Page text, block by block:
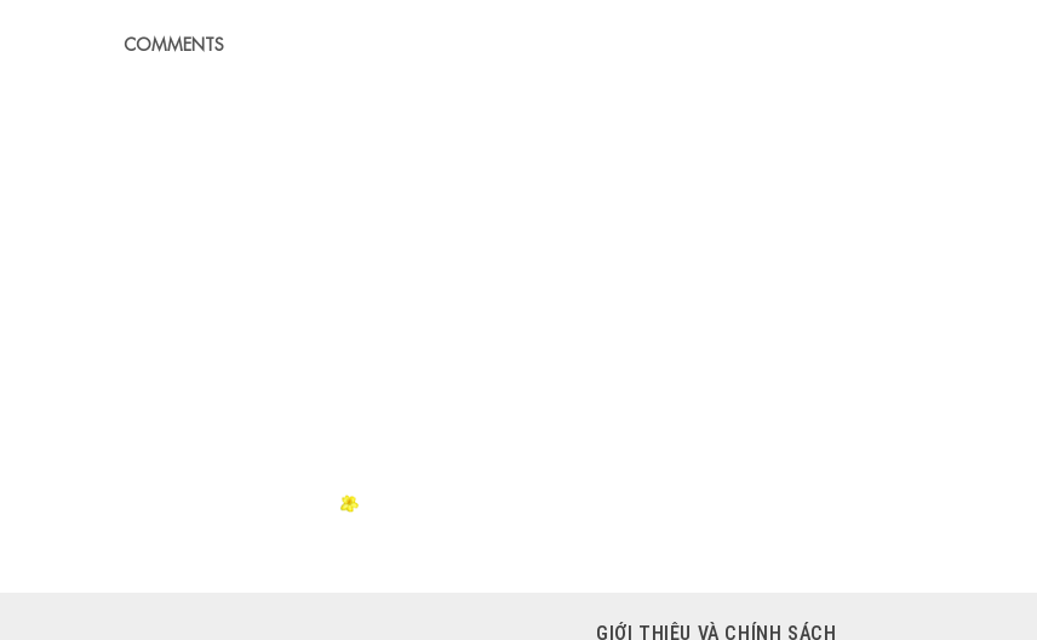
COMMENTS
GIỚI THIỆU VÀ CHÍNH SÁCH